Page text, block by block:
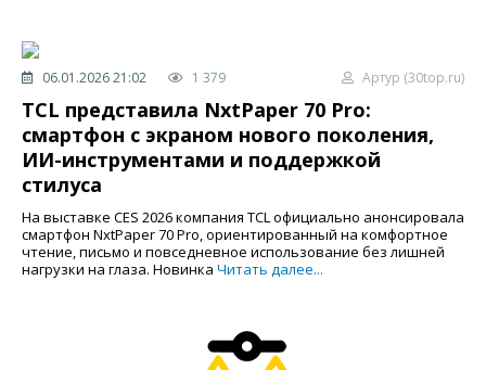
06.01.2026 21:02 1 379 Артур (30top.ru)
TCL представила NxtPaper 70 Pro:
смартфон с экраном нового поколения,
ИИ-инструментами и поддержкой
стилуса
На выставке CES 2026 компания TCL официально анонсировала
смартфон NxtPaper 70 Pro, ориентированный на комфортное
чтение, письмо и повседневное использование без лишней
нагрузки на глаза. Новинка Читать далее...